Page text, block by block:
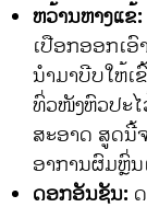
ຫວ້ານຫາງແຂ້:
ເປືອກອອກເອົ
ນຳມາບີບໃຫ້ເ
ທົ່ວໜັງຫົວປະໄ
ສະອາດ ສູດນີ້
ອາການຜົມຫຼົ່ນ
ດອກອັນຊັນ: